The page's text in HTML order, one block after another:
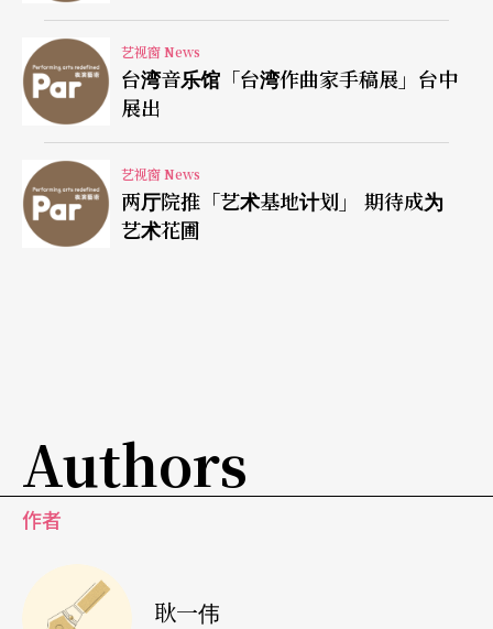
艺视窗 News
台湾音乐馆「台湾作曲家手稿展」台中
展出
艺视窗 News
两厅院推「艺术基地计划」 期待成为
艺术花圃
Authors
作者
耿一伟